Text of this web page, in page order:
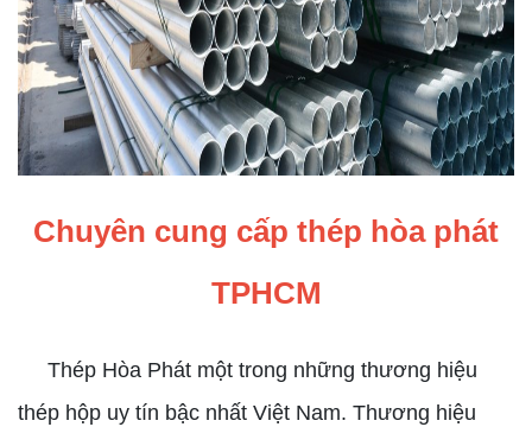
Chuyên cung cấp thép hòa phát
TPHCM
Thép Hòa Phát một trong những thương hiệu
thép hộp uy tín bậc nhất Việt Nam. Thương hiệu